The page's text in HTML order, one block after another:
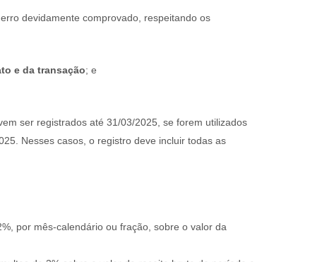
devidamente comprovado, respeitando os
e da transação; e
ser registrados até 31/03/2025, se forem utilizados
Nesses casos, o registro deve incluir todas as
por mês-calendário ou fração, sobre o valor da